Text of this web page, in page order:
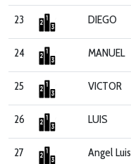
23 DIEGO
24 MANUEL
25 VICTOR
26 LUIS
27 Angel Luis